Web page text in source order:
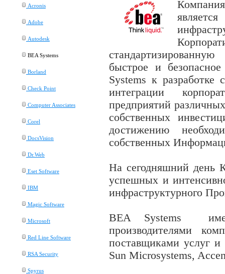
Acronis
Adobe
Autodesk
BEA Systems
Borland
Check Point
Computer Associates
Corel
DocsVision
Dr.Web
Eset Software
IBM
Magic Software
Microsoft
Red Line Software
RSA Security
Spyrus
быстрое и
Systems к разработке
интеграции
предприятий
собственных
достижению
собственных
На сегодняшний день
успешных и
инфраструктурного
BEA Systems
производителями
поставщиками услуг
Sun Microsystems,